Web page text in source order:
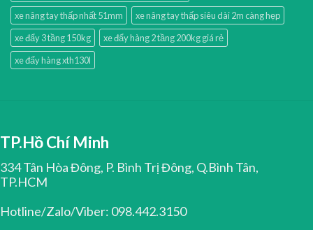
xe nâng tay thấp nhất 51mm
xe nâng tay thấp siêu dài 2m càng hẹp
xe đẩy 3 tầng 150kg
xe đẩy hàng 2 tầng 200kg giá rẻ
xe đẩy hàng xth130l
TP.Hồ Chí Minh
334 Tân Hòa Đông, P. Bình Trị Đông, Q.Bình Tân,
TP.HCM
Hotline/Zalo/Viber: 098.442.3150